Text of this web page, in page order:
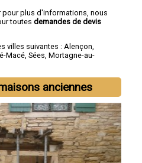
plus d'informations, nous
toutes demandes de devis
villes suivantes : Alençon,
Macé, Sées, Mortagne-au-
anciennes